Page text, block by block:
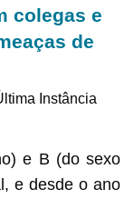
colegas e
de
Instância
e B (do sexo
e desde o ano